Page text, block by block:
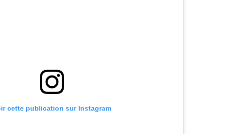
cette publication sur Instagram